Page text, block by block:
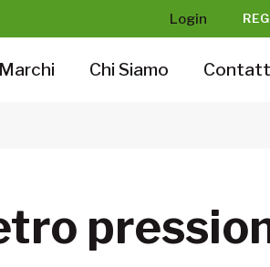
Login
Marchi Chi Siamo